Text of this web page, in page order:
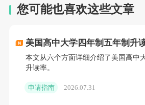
开科技的大门。
菲利普斯埃克塞特学院以其
学法（Harkness Method）闻
其间，课堂不再是传统的单
您可能也喜欢这些文章
美国高中大学四年制五年制升
本文从六个方面详细介绍了美国高中
升读率。
申请指南 2026.07.31